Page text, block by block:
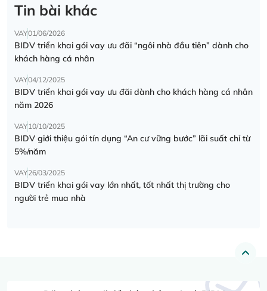
Tin bài khác
VAY01/06/2026
BIDV triển khai gói vay ưu đãi “ngôi nhà đầu tiên” dành cho
khách hàng cá nhân
VAY04/12/2025
BIDV triển khai gói vay ưu đãi dành cho khách hàng cá nhân
năm 2026
VAY10/10/2025
BIDV giới thiệu gói tín dụng “An cư vững bước” lãi suất chỉ từ
5%/năm
VAY26/03/2025
BIDV triển khai gói vay lớn nhất, tốt nhất thị trường cho
người trẻ mua nhà